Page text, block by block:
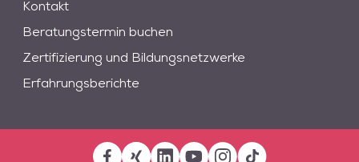
Kontakt
Beratungstermin buchen
Zertifizierung und Bildungsnetzwerke
Erfahrungsberichte